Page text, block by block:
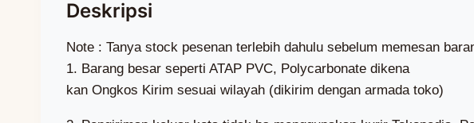
Note : Tanya stock pesenan terlebih dahulu sebelum memesan
1. Barang besar seperti ATAP PVC, Polycarbonate dikena
kan Ongkos Kirim sesuai wilayah (dikirim dengan armada toko)